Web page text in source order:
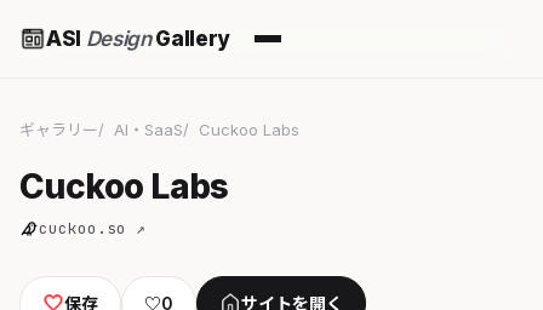
ASI DesignGallery
ギャラリー AI・SaaS Cuckoo Labs
Cuckoo Labs
cuckoo.so ↗
保存 ♡0 サイトを開く